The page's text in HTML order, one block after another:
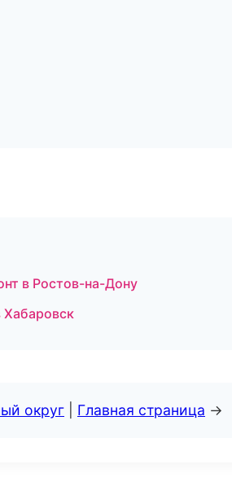
в Ростов-на-Дону
округ Главная страница →